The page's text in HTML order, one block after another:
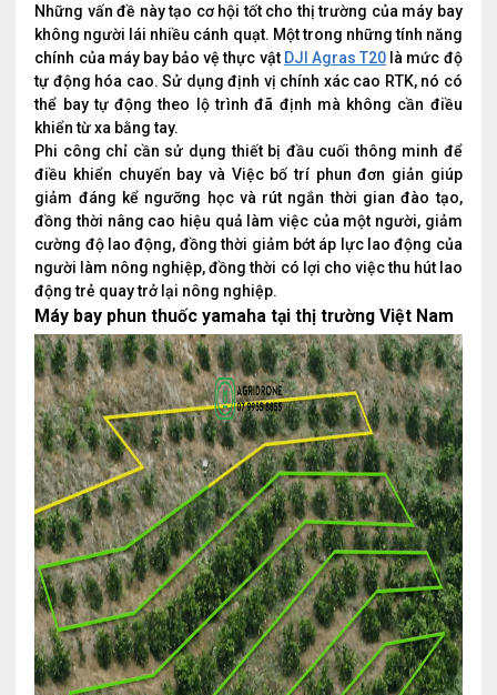
Những vấn đề này tạo cơ hội tốt cho thị trường của máy bay
không người lái nhiều cánh quạt. Một trong những tính năng
chính của máy bay bảo vệ thực vật DJI Agras T20 là mức độ
tự động hóa cao. Sử dụng định vị chính xác cao RTK, nó có
thể bay tự động theo lộ trình đã định mà không cần điều
khiển từ xa bằng tay.
Phi công chỉ cần sử dụng thiết bị đầu cuối thông minh để
điều khiển chuyến bay và Việc bố trí phun đơn giản giúp
giảm đáng kể ngưỡng học và rút ngắn thời gian đào tạo,
đồng thời nâng cao hiệu quả làm việc của một người, giảm
cường độ lao động, đồng thời giảm bớt áp lực lao động của
người làm nông nghiệp, đồng thời có lợi cho việc thu hút lao
động trẻ quay trở lại nông nghiệp.
Máy bay phun thuốc yamaha tại thị trường Việt Nam